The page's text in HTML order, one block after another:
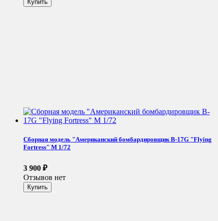
Сборная модель "Американский бомбардировщик B-17G "Flying
Fortress" М 1/72
3 900 ₽
Отзывов нет